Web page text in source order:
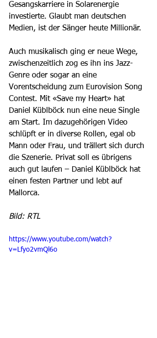
Gesangskarriere in Solarenergie
investierte. Glaubt man deutschen
Medien, ist der Sänger heute Millionär.
Auch musikalisch ging er neue Wege,
zwischenzeitlich zog es ihn ins Jazz-
Genre oder sogar an eine
Vorentscheidung zum Eurovision Song
Contest. Mit «Save my Heart» hat
Daniel Küblböck nun eine neue Single
am Start. Im dazugehörigen Video
schlüpft er in diverse Rollen, egal ob
Mann oder Frau, und trällert sich durch
die Szenerie. Privat soll es übrigens
auch gut laufen – Daniel Küblböck hat
einen festen Partner und lebt auf
Mallorca.
Bild: RTL
https://www.youtube.com/watch?
v=Lfyo2vmQl6o